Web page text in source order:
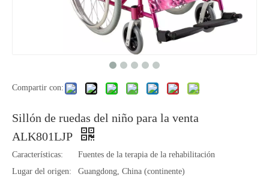
Compartir con:
Sillón de ruedas del niño para la venta
ALK801LJP
Características:
Fuentes de la terapia de la rehabilitación
Lugar del origen:
Guangdong, China (continente)